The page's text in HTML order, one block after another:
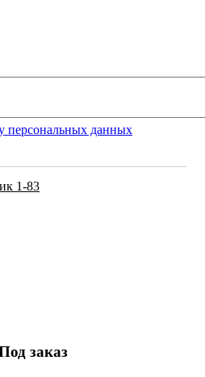
персональных данных
1-83
заказ